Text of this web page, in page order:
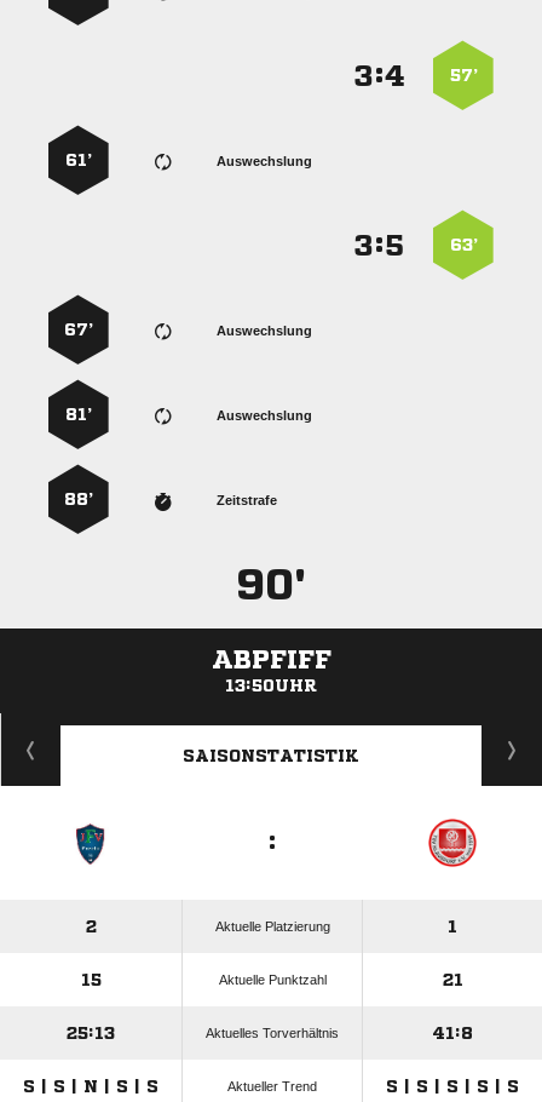
57’
:
Auswechslung
61’
63’
:
Auswechslung
67’
Auswechslung
81’
Zeitstrafe
88’
90'
ABPFIFF
13:50UHR
ANZEIGE
SAISONSTATISTIK
:
2 Aktuelle Platzierung 1
15 Aktuelle Punktzahl 21
25:13 Aktuelles Torverhältnis 41:8
S | S | N | S | S Aktueller Trend S | S | S | S | S